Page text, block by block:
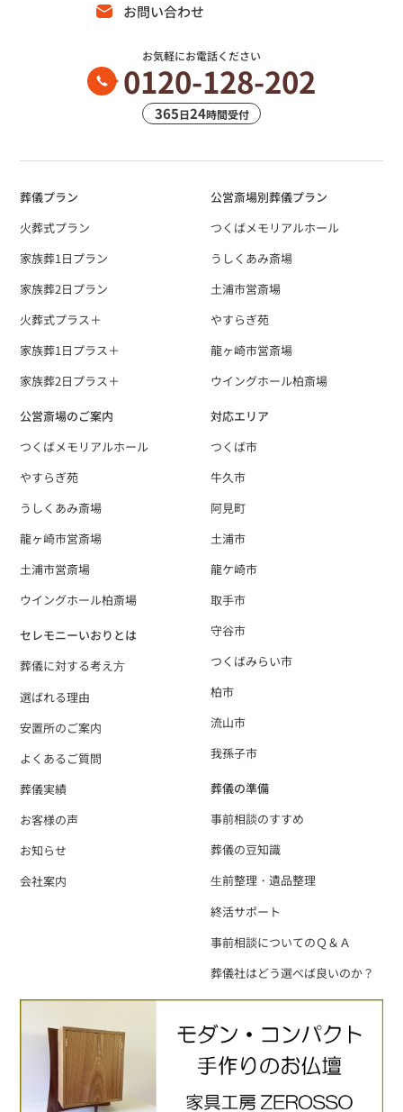
お問い合わせ
お気軽にお電話ください
0120-128-202
365日24時間受付
葬儀プラン
火葬式プラン
家族葬1日プラン
家族葬2日プラン
火葬式プラス＋
家族葬1日プラス＋
家族葬2日プラス＋
公営斎場別葬儀プラン
つくばメモリアルホール
うしくあみ斎場
土浦市営斎場
やすらぎ苑
龍ヶ崎市営斎場
ウイングホール柏斎場
公営斎場のご案内
つくばメモリアルホール
やすらぎ苑
うしくあみ斎場
龍ヶ崎市営斎場
土浦市営斎場
ウイングホール柏斎場
対応エリア
つくば市
牛久市
阿見町
土浦市
龍ケ崎市
取手市
守谷市
つくばみらい市
柏市
流山市
我孫子市
セレモニーいおりとは
葬儀に対する考え⽅
選ばれる理由
安置所のご案内
よくあるご質問
葬儀実績
お客様の声
お知らせ
会社案内
葬儀の準備
事前相談のすすめ
葬儀の豆知識
⽣前整理・遺品整理
終活サポート
事前相談についてのＱ＆Ａ
葬儀社はどう選べば良いのか？